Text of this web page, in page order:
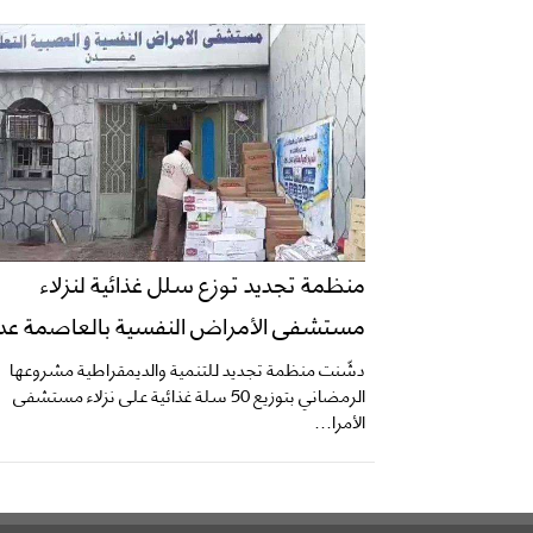
منظمة تجديد توزع سلل غذائية لنزلاء
مستشفى الأمراض النفسية بالعاصمة
دشّنت منظمة تجديد للتنمية والديمقراطية مشروعها
الرمضاني بتوزيع 50 سلة غذائية على نزلاء مستشفى
الأمرا...